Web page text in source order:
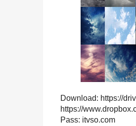
Download: https://
https://
Pass: itvso.com